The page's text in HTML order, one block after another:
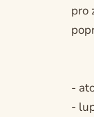
pro
-
-